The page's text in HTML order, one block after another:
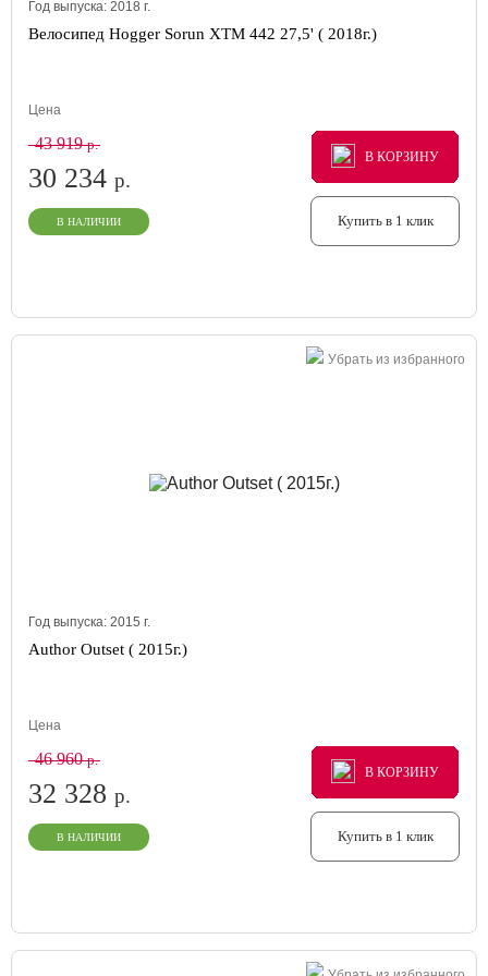
Год выпуска: 2018 г.
Велосипед Hogger Sorun XTM 442 27,5' ( 2018г.)
Цена
43 919р.
30 234 р.
В НАЛИЧИИ
В КОРЗИНУ
В КОРЗИНУ
В КОРЗИНУ
Купить в 1 клик
Убрать из избранного
Год выпуска: 2015 г.
Author Outset ( 2015г.)
Цена
46 960р.
32 328 р.
В НАЛИЧИИ
В КОРЗИНУ
В КОРЗИНУ
В КОРЗИНУ
Купить в 1 клик